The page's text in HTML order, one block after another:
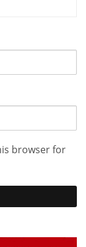
browser for